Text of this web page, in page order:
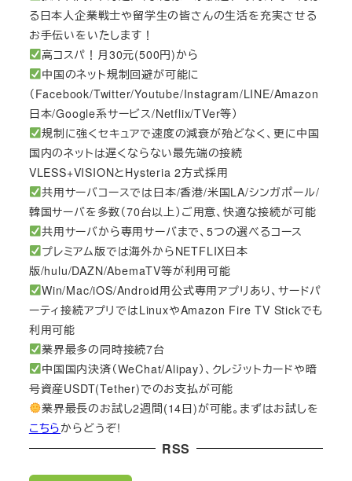
る日本人企業戦士や留学生の皆さんの生活を充実させる
お手伝いをいたします！
高コスパ！月30元(500円)から
中国のネット規制回避が可能に
（Facebook/Twitter/Youtube/Instagram/LINE/Amazon
日本/Google系サービス/Netflix/TVer等）
規制に強くセキュアで速度の減衰が殆どなく、更に中国
国内のネットは遅くならない最先端の接続
VLESS+VISIONとHysteria 2方式採用
共用サーバコースでは日本/香港/米国LA/シンガポール/
韓国サーバを多数（70台以上）ご用意、快適な接続が可能
共用サーバから専用サーバまで、5つの選べるコース
プレミアム版では海外からNETFLIX日本
版/hulu/DAZN/AbemaTV等が利用可能
Win/Mac/iOS/Android用公式専用アプリあり、サードパ
ーティ接続アプリではLinuxやAmazon Fire TV Stickでも
利用可能
業界最多の同時接続7台
中国国内決済（WeChat/Alipay）、クレジットカードや暗
号資産USDT(Tether)でのお支払が可能
業界最長のお試し2週間(14日)が可能。まずはお試しを
こちらからどうぞ!
RSS